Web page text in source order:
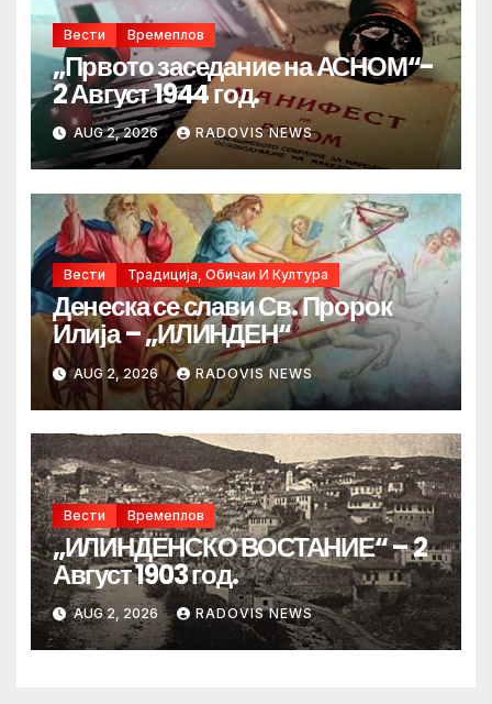
Вести Времеплов
„Првото заседание на АСНОМ“-
2 Август 1944 год.
AUG 2, 2026 RADOVIS NEWS
Вести Традиција, Обичаи И Култура
Денеска се слави Св. Пророк
Илија – „ИЛИНДЕН“
AUG 2, 2026 RADOVIS NEWS
Вести Времеплов
„ИЛИНДЕНСКО ВОСТАНИЕ“ – 2
Август 1903 год.
AUG 2, 2026 RADOVIS NEWS